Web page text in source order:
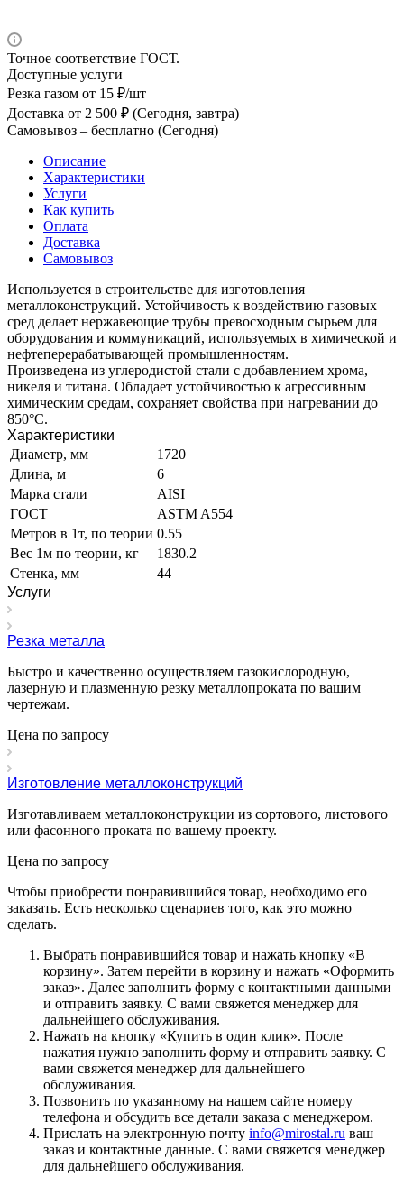
Точное соответствие ГОСТ.
Доступные услуги
Резка газом от 15 ₽/шт
Доставка от 2 500 ₽ (Сегодня, завтра)
Самовывоз – бесплатно (Сегодня)
Описание
Характеристики
Услуги
Как купить
Оплата
Доставка
Самовывоз
Используется в строительстве для изготовления
металлоконструкций. Устойчивость к воздействию газовых
сред делает нержавеющие трубы превосходным сырьем для
оборудования и коммуникаций, используемых в химической и
нефтеперерабатывающей промышленностям.
Произведена из углеродистой стали с добавлением хрома,
никеля и титана. Обладает устойчивостью к агрессивным
химическим средам, сохраняет свойства при нагревании до
850°C.
Характеристики
Диаметр, мм
1720
Длина, м
6
Марка стали
AISI
ГОСТ
ASTM A554
Метров в 1т, по теории 0.55
Вес 1м по теории, кг
1830.2
Стенка, мм
44
Услуги
Резка металла
Быстро и качественно осуществляем газокислородную,
лазерную и плазменную резку металлопроката по вашим
чертежам.
Цена по запросу
Изготовление металлоконструкций
Изготавливаем металлоконструкции из сортового, листового
или фасонного проката по вашему проекту.
Цена по запросу
Чтобы приобрести понравившийся товар, необходимо его
заказать. Есть несколько сценариев того, как это можно
сделать.
Выбрать понравившийся товар и нажать кнопку «В
корзину». Затем перейти в корзину и нажать «Оформить
заказ». Далее заполнить форму с контактными данными
и отправить заявку. С вами свяжется менеджер для
дальнейшего обслуживания.
Нажать на кнопку «Купить в один клик». После
нажатия нужно заполнить форму и отправить заявку. С
вами свяжется менеджер для дальнейшего
обслуживания.
Позвонить по указанному на нашем сайте номеру
телефона и обсудить все детали заказа с менеджером.
Прислать на электронную почту info@mirostal.ru ваш
заказ и контактные данные. С вами свяжется менеджер
для дальнейшего обслуживания.